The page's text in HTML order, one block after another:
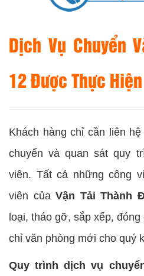
Dịch Vụ Chuyển
12 Được Thực
Khách hàng chỉ cần liên
chuyển và quan sát quy
viên. Tất cả những công
viên củaVận Tải Thành
loại, tháo gỡ, sắp xếp,
chỉ văn phòng mới cho quý
Quy trình dịch vụ